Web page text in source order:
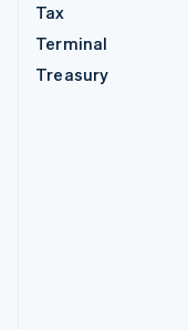
Tax
Terminal
Treasury